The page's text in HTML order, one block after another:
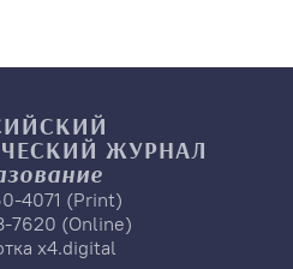
ЖУРНАЛ
4071 (Print)
7620 (Online)
x4.digital